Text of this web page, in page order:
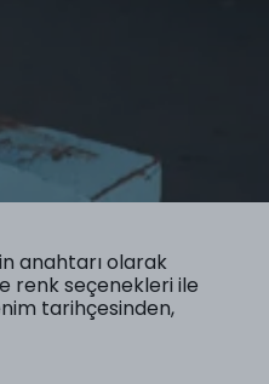
anahtarı olarak
renk seçenekleri ile
tarihçesinden,